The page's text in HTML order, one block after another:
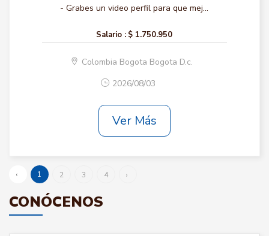
- Grabes un video perfil para que mej...
Salario : $ 1.750.950
Colombia Bogota Bogota D.c.
2026/08/03
Ver Más
‹ 1 2 3 4 ›
CONÓCENOS